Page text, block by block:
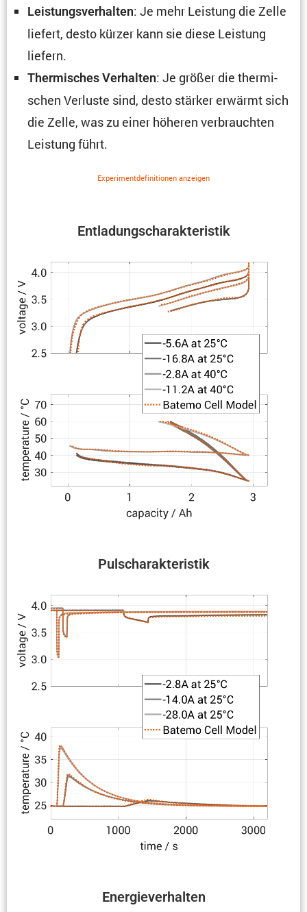
Entla­dungs­cha­rak­te­ristik
Leistungs­ver­halten: Je mehr Leistung die Zelle
liefert, desto kürzer kann sie diese Leistung
liefern.
Thermi­sches Verhalten: Je größer die thermi­
schen Verluste sind, desto stärker erwärmt sich
die Zelle, was zu einer höheren verbrauchten
Leistung führt.
Pulscha­rak­te­ristik
Experi­ment­de­fi­ni­tionen anzeigen
Energie­ver­halten